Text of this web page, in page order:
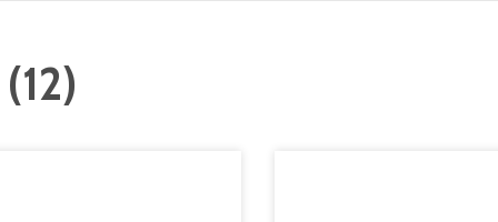
(12)